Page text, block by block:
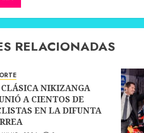
RELACIONADAS
NIKIZANGA
A CIENTOS DE
EN LA DIFUNTA